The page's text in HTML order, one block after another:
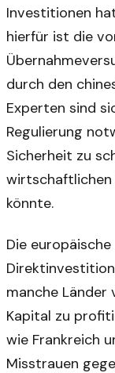
Investitionen
hierfür ist die
durch den
Experten sind
Regulierung
Sicherheit zu
wirtschaftlichen
könnte.
Die
manche Länder
Kapital zu
wie Frankreich
Misstrauen